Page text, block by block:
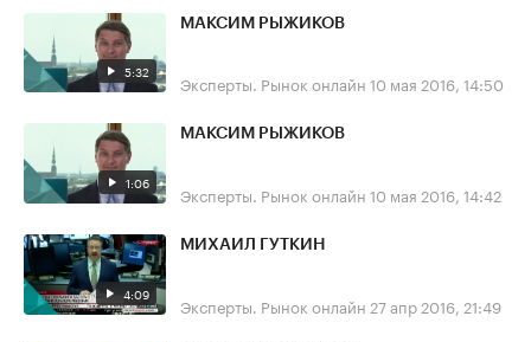
5:32
МАКСИМ РЫЖИКОВ
Эксперты. Рынок онлайн 10 мая 2016, 14:50
1:06
МАКСИМ РЫЖИКОВ
Эксперты. Рынок онлайн 10 мая 2016, 14:42
4:09
МИХАИЛ ГУТКИН
Эксперты. Рынок онлайн 27 апр 2016, 21:49